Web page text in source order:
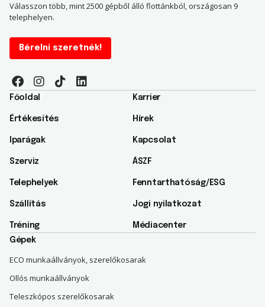
Válasszon több, mint 2500 gépből álló flottánkból, országosan 9
telephelyen.
Bérelni szeretnék!
Főoldal
Értékesítés
Iparágak
Szerviz
Telephelyek
Szállítás
Tréning
Karrier
Hírek
Kapcsolat
ÁSZF
Fenntarthatóság/ESG​
Jogi nyilatkozat
Médiacenter
Gépek
ECO munkaállványok, szerelőkosarak
Ollós munkaállványok
Teleszkópos szerelőkosarak